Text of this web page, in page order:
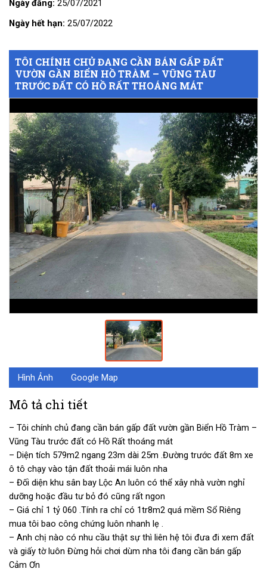
TÔI CHÍNH CHỦ ĐANG CẦN BÁN GẤP ĐẤT
VƯỜN GẦN BIỂN HỒ TRÀM – VŨNG TÀU
TRƯỚC ĐẤT CÓ HỒ RẤT THOÁNG MÁT
Hình Ảnh Google Map
Mô tả chi tiết
– Tôi chính chủ đang cần bán gấp đất vườn gần Biển Hồ Tràm –
Vũng Tàu trước đất có Hồ Rất thoáng mát
– Diện tích 579m2 ngang 23m dài 25m .Đường trước đất 8m xe
ô tô chạy vào tận đất thoải mái luôn nha
– Đối diện khu sân bay Lộc An luôn có thể xây nhà vườn nghỉ
dưỡng hoặc đầu tư bỏ đó cũng rất ngon
– Giá chỉ 1 tỷ 060 .Tính ra chỉ có 1tr8m2 quá mềm Sổ Riêng
mua tôi bao công chứng luôn nhanh lẹ .
– Anh chị nào có nhu cầu thật sự thì liên hệ tôi đưa đi xem đất
và giấy tờ luôn Đừng hỏi chơi dùm nha tôi đang cần bán gấp
Cảm Ơn
Ngày đăng: 25/07/2021
Ngày hết hạn: 25/07/2022